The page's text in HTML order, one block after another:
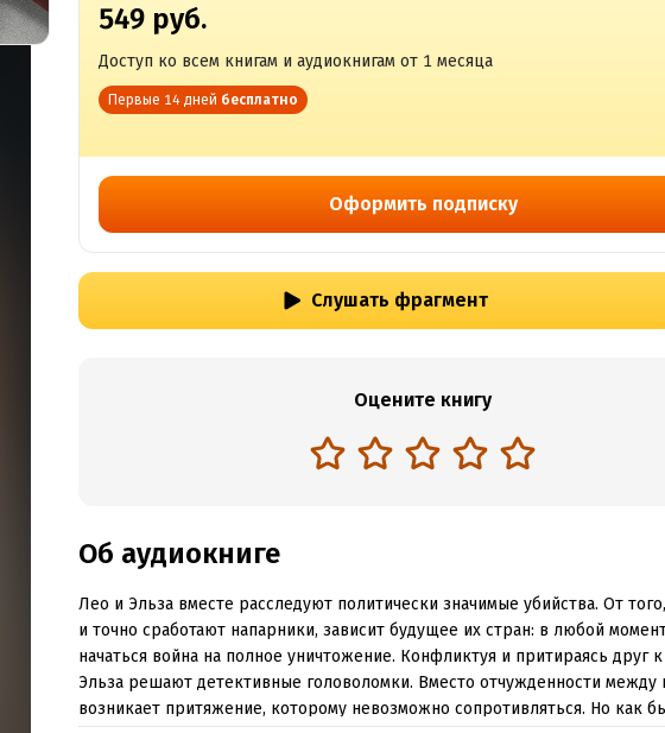
549 руб.
Доступ ко всем книгам и аудиокнигам от 1 месяца
Первые 14 дней бесплатно
Оформить подписку
Слушать фрагмент
Оцените книгу
Об аудиокниге
Лео и Эльза вместе расследуют политически значимые убийства. От
и точно сработают напарники, зависит будущее их стран: в любой
начаться война на полное уничтожение. Конфликтуя и притираясь друг
Эльза решают детективные головоломки. Вместо отчужденности между
возникает притяжение, которому невозможно сопротивляться. Но как